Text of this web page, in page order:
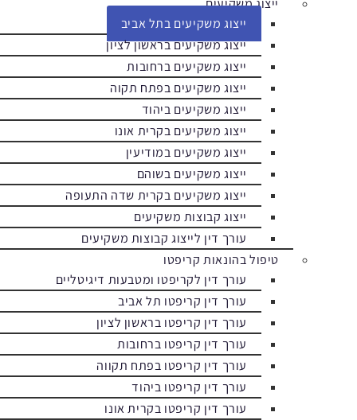
ייצוג משקיעים
ייצוג משקיעים בתל אביב
ייצוג משקיעים בראשון לציון
ייצוג משקיעים ברחובות
ייצוג משקיעים בפתח תקוה
ייצוג משקיעים ביהוד
ייצוג משקיעים בקרית אונו
ייצוג משקיעים במודיעין
ייצוג משקיעים בשוהם
ייצוג משקיעים בקרית שדה התעופה
ייצוג קבוצות משקיעים
עורך דין לייצוג קבוצות משקיעים
טיפול בהונאות קריפטו
עורך דין לקריפטו ומטבעות דיגיטליים
עורך דין קריפטו תל אביב
עורך דין קריפטו בראשון לציון
עורך דין קריפטו ברחובות
עורך דין קריפטו בפתח תקווה
עורך דין קריפטו ביהוד
עורך דין קריפטו בקרית אונו